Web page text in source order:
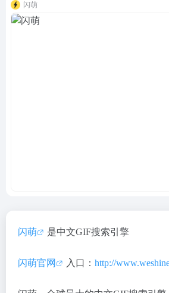
闪萌
闪萌 是中文GIF搜索引擎
闪萌官网 入口： http://